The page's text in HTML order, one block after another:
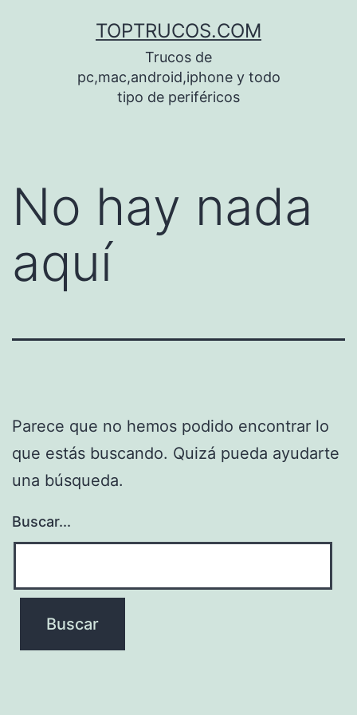
TOPTRUCOS.COM
Trucos de
pc,mac,android,iphone y todo
tipo de periféricos
No hay nada
aquí
Parece que no hemos podido encontrar lo
que estás buscando. Quizá pueda ayudarte
una búsqueda.
Buscar...